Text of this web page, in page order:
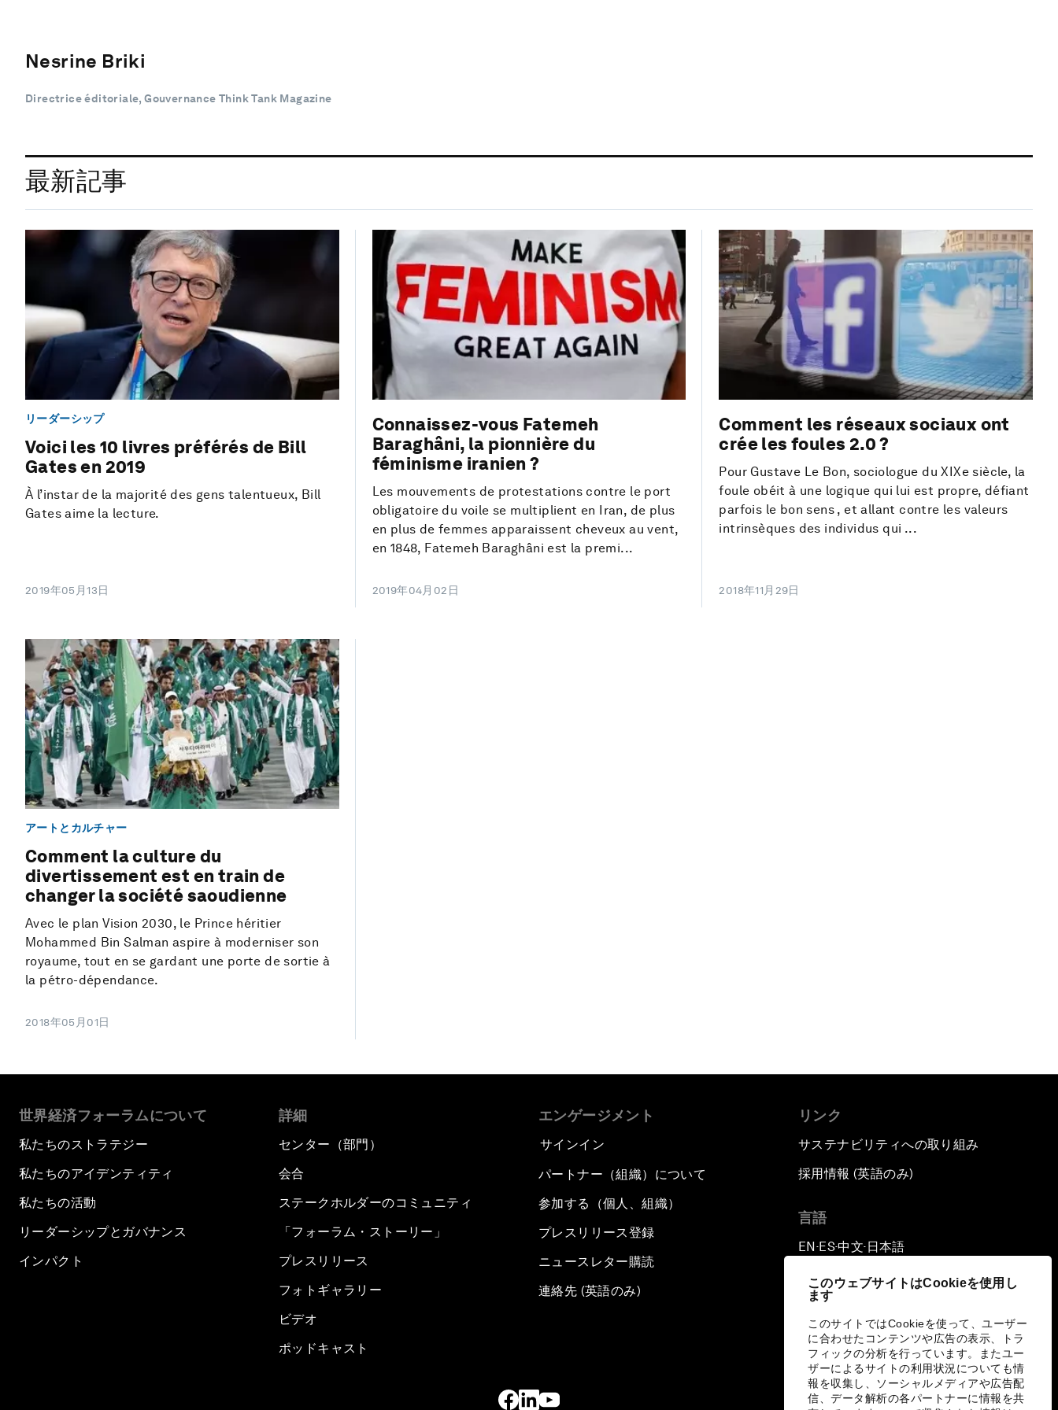
このウェブサイトはCookieを使用し
ます
このサイトではCookieを使って、ユーザー
に合わせたコンテンツや広告の表示、トラ
フィックの分析を行っています。またユー
ザーによるサイトの利用状況についても情
報を収集し、ソーシャルメディアや広告配
信、データ解析の各パートナーに情報を共
Nesrine Briki
Directrice éditoriale, Gouvernance Think Tank Magazine
最新記事
リーダーシップ
Voici les 10 livres préférés de Bill
Gates en 2019
À l’instar de la majorité des gens talentueux, Bill
Gates aime la lecture.
2019年05月13日
Connaissez-vous Fatemeh
Baraghâni, la pionnière du
féminisme iranien ?
Les mouvements de protestations contre le port
obligatoire du voile se multiplient en Iran, de plus
en plus de femmes apparaissent cheveux au vent,
en 1848, Fatemeh Baraghâni est la premi...
2019年04月02日
Comment les réseaux sociaux ont
crée les foules 2.0 ?
Pour Gustave Le Bon, sociologue du XIXe siècle, la
foule obéit à une logique qui lui est propre, défiant
parfois le bon sens , et allant contre les valeurs
intrinsèques des individus qui ...
2018年11月29日
アートとカルチャー
Comment la culture du
divertissement est en train de
changer la société saoudienne
Avec le plan Vision 2030, le Prince héritier
Mohammed Bin Salman aspire à moderniser son
royaume, tout en se gardant une porte de sortie à
la pétro-dépendance.
2018年05月01日
世界経済フォーラムについて
私たちのストラテジー
私たちのアイデンティティ
私たちの活動
リーダーシップとガバナンス
インパクト
詳細
センター（部門）
会合
ステークホルダーのコミュニティ
「フォーラム・ストーリー」
プレスリリース
フォトギャラリー
ビデオ
ポッドキャスト
エンゲージメント
サインイン
パートナー（組織）について
参加する（個人、組織）
プレスリリース登録
ニュースレター購読
連絡先 (英語のみ)
リンク
サステナビリティへの取り組み
採用情報 (英語のみ)
言語
EN ▪ES▪中文▪ 日本語